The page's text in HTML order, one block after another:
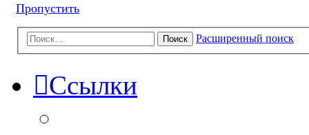
Пропустить
Поиск Расширенный поиск
Ссылки